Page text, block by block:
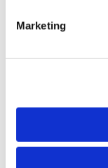
Marketing
Du vil